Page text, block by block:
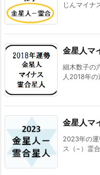
じんマイナ
金星人マ
細木数子の
人2018年
金星人マ
2023年の
ス（−）霊